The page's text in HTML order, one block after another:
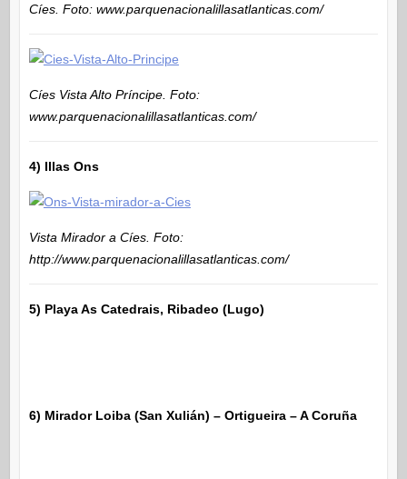
Cíes. Foto: www.parquenacionalillasatlanticas.com/
Cíes Vista Alto Príncipe. Foto:
www.parquenacionalillasatlanticas.com/
4) Illas Ons
Vista Mirador a Cíes. Foto:
http://www.parquenacionalillasatlanticas.com/
5) Playa As Catedrais, Ribadeo (Lugo)
6) Mirador Loiba (San Xulián) – Ortigueira – A Coruña